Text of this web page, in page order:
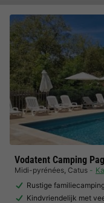
Vodatent Camping
Midi-pyrénées, Catus
Rustige
Kindvriendelijk met